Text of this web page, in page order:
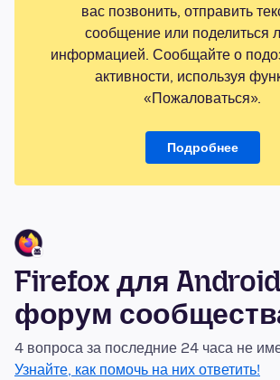
вас позвонить, отправить
сообщение или поделиться
информацией. Сообщайте о
активности, используя
«Пожаловаться».
Подробнее
Firefox для
форум
4 вопроса за последние 24 часа не
Узнайте, как помочь на них ответить!